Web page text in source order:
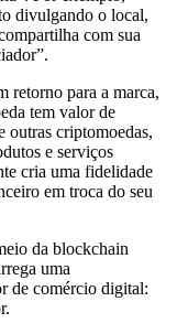
divulgando o local,
com sua
retorno para a marca,
tem valor de
outras criptomoedas,
e serviços
cria uma fidelidade
em troca do seu
da blockchain
uma
de comércio digital: